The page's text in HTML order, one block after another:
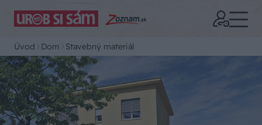
Úvod Dom Stavebný materiál